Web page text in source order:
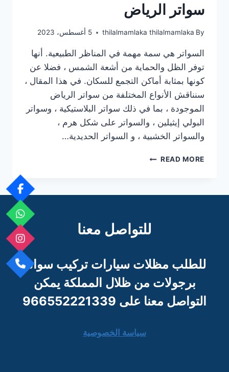
سواتر الرياض
By
thilalmamlaka thilalmamlaka 5 أغسطس، 2023
السواتر هي سمة مهمة في المناظر الطبيعية. أنها
توفر الظل والحماية من أشعة الشمس ، فضلا عن
كونها بمثابة أماكن التجمع للسكان. في هذا المقال ،
سنناقش الأنواع المختلفة من سواتر الرياض
الموجودة ، بما في ذلك سواتر البلاستيكية ، وسواتر
البولي إيثيلين ، والسواتر على شكل هرم ،
والسواتر الخشبية ، و السواتر الحديدية…
READ MOREسواتر
للتواصل معنا
للطلب مظلات سيارات تركيب سواتر
برجولات من ظلال المملكة يمكن
التواصل معنا على 966552221339
سياسة الخصوصية